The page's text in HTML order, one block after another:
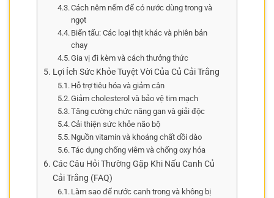
Cách nêm nếm để có nước dùng trong và
ngọt
Biến tấu: Các loại thịt khác và phiên bản
chay
Gia vị đi kèm và cách thưởng thức
Lợi Ích Sức Khỏe Tuyệt Vời Của Củ Cải Trắng
Hỗ trợ tiêu hóa và giảm cân
Giảm cholesterol và bảo vệ tim mạch
Tăng cường chức năng gan và giải độc
Cải thiện sức khỏe não bộ
Nguồn vitamin và khoáng chất dồi dào
Tác dụng chống viêm và chống oxy hóa
Các Câu Hỏi Thường Gặp Khi Nấu Canh Củ
Cải Trắng (FAQ)
Làm sao để nước canh trong và không bị